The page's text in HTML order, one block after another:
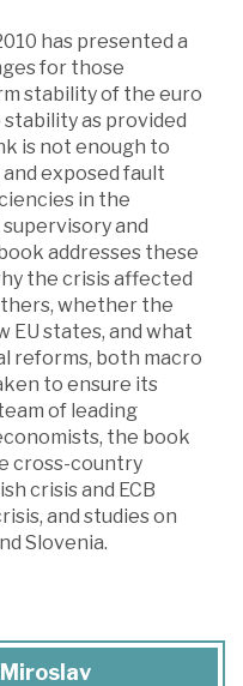
has presented a
for those
stability of the euro
as provided
is not enough to
exposed fault
in the
and
addresses these
the crisis affected
whether the
states, and what
reforms, both macro
to ensure its
of leading
the book
cross-country
crisis and ECB
and studies on
Slovenia.